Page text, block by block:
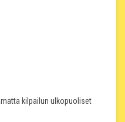
kilpailun ulkopuoliset